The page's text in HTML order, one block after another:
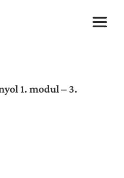
1. modul – 3.